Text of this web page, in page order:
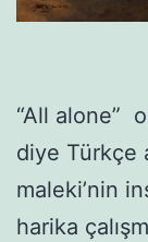
“All alone”
diye Türkçe
maleki’nin
harika